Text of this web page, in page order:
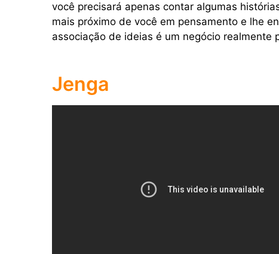
você precisará apenas contar algumas
mais próximo de você em pensamento e lhe
associação de ideias é um negócio realmente
Jenga